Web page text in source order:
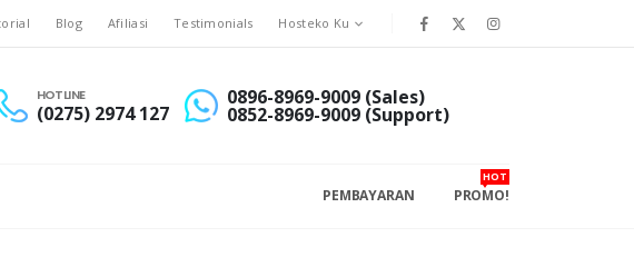
Blog Afiliasi Testimonials Hosteko Ku
HOTLINE
(0275) 2974 127
0896-8969-9009 (Sales)
0852-8969-9009 (Support)
PEMBAYARAN PROMO!
HOT